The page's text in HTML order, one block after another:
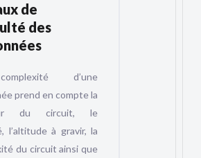
de
des
d’une
prend en compte la
du circuit, le
l’altitude à gravir, la
du circuit ainsi que